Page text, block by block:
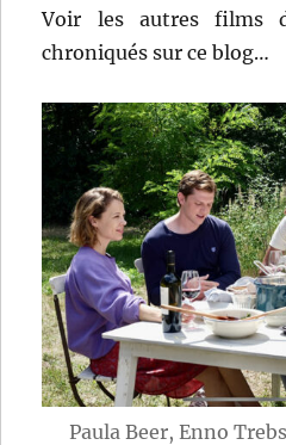
Voir les autres films
chroniqués sur ce blog…
Paula Beer, Enno